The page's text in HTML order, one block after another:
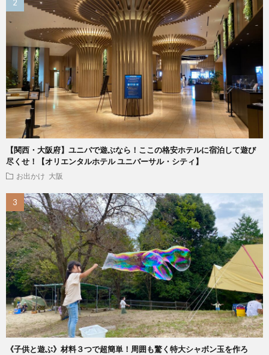
【関西・大阪府】ユニバで遊ぶなら！ここの格安ホテルに宿泊して遊び
尽くせ！【オリエンタルホテル ユニバーサル・シティ】
お出かけ 大阪
《子供と遊ぶ》材料３つで超簡単！周囲も驚く特大シャボン玉を作ろ